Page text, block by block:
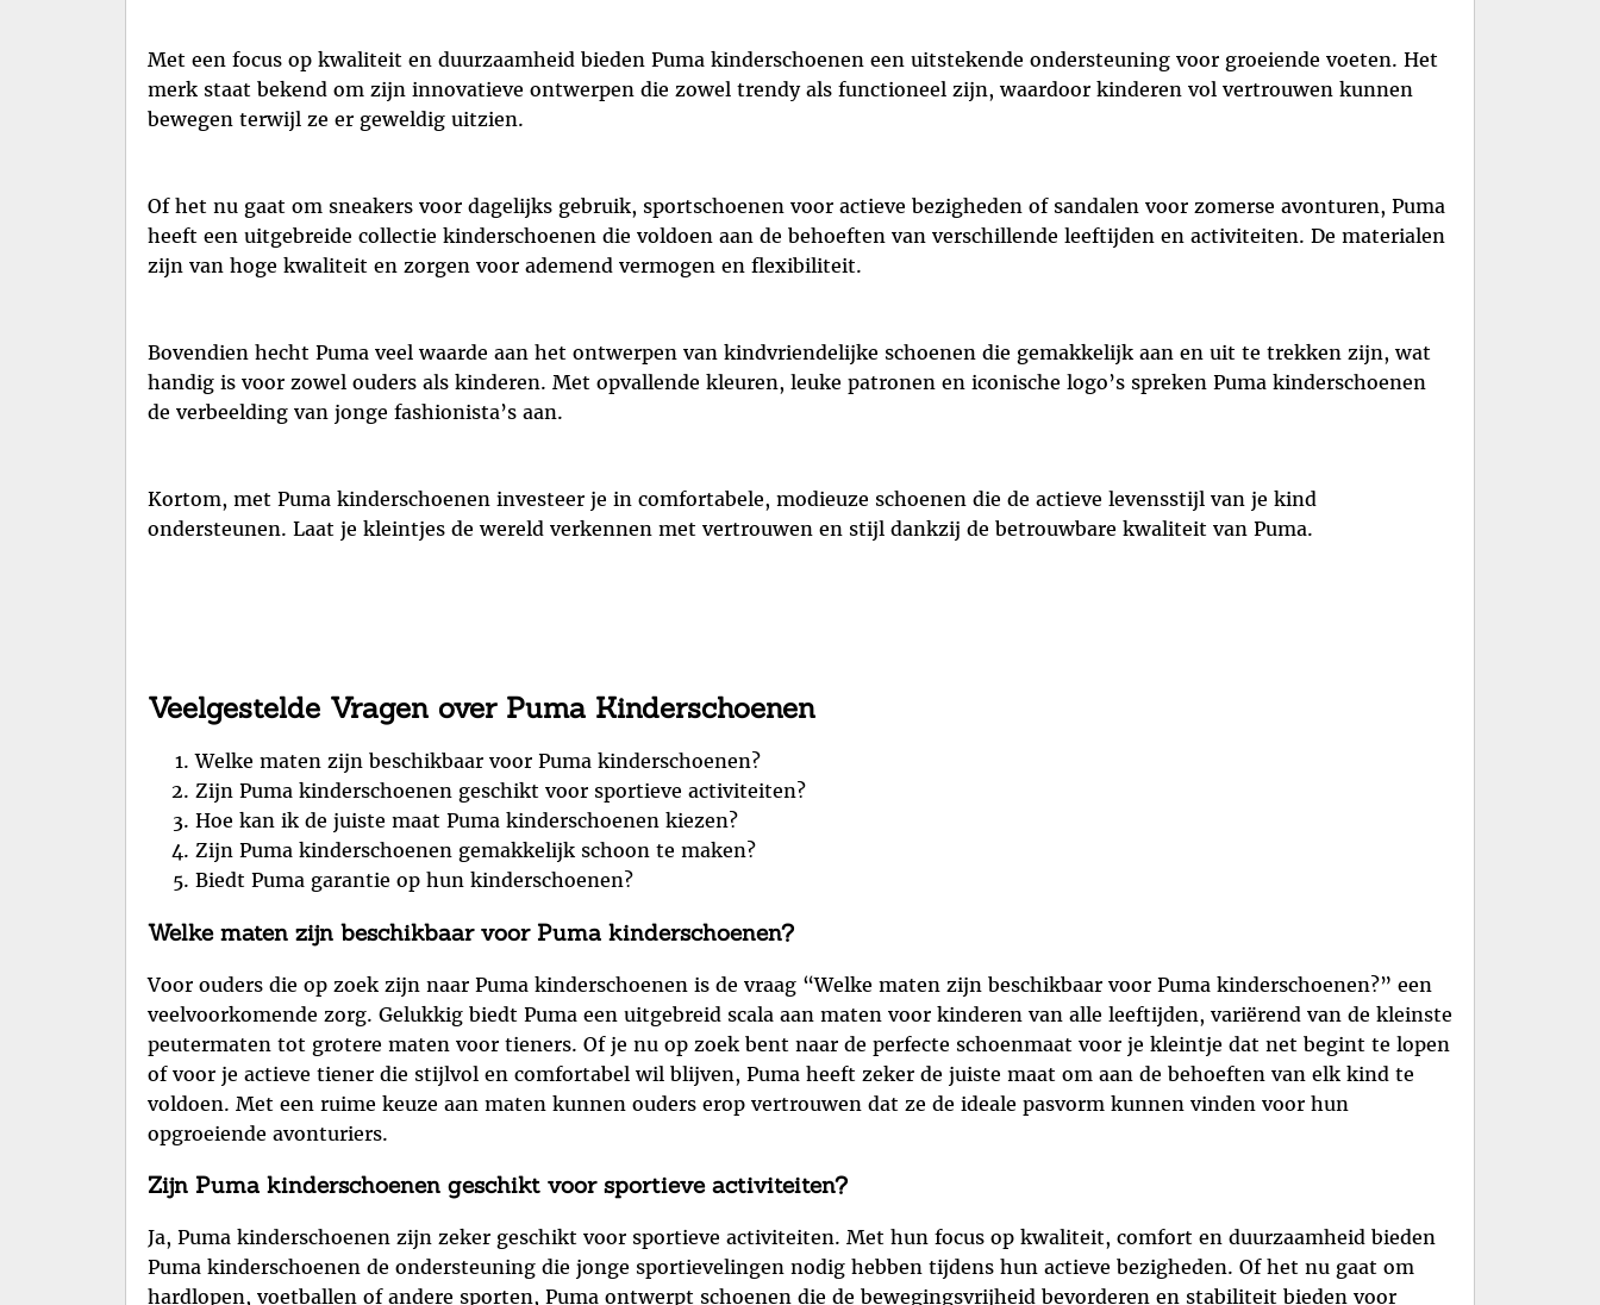
Met een focus op kwaliteit en duurzaamheid bieden Puma kinderschoenen een uitstekende ondersteuning voor groeiende voeten. Het
merk staat bekend om zijn innovatieve ontwerpen die zowel trendy als functioneel zijn, waardoor kinderen vol vertrouwen kunnen
bewegen terwijl ze er geweldig uitzien.
Of het nu gaat om sneakers voor dagelijks gebruik, sportschoenen voor actieve bezigheden of sandalen voor zomerse avonturen, Puma
heeft een uitgebreide collectie kinderschoenen die voldoen aan de behoeften van verschillende leeftijden en activiteiten. De materialen
zijn van hoge kwaliteit en zorgen voor ademend vermogen en flexibiliteit.
Bovendien hecht Puma veel waarde aan het ontwerpen van kindvriendelijke schoenen die gemakkelijk aan en uit te trekken zijn, wat
handig is voor zowel ouders als kinderen. Met opvallende kleuren, leuke patronen en iconische logo’s spreken Puma kinderschoenen
de verbeelding van jonge fashionista’s aan.
Kortom, met Puma kinderschoenen investeer je in comfortabele, modieuze schoenen die de actieve levensstijl van je kind
ondersteunen. Laat je kleintjes de wereld verkennen met vertrouwen en stijl dankzij de betrouwbare kwaliteit van Puma.
Veelgestelde Vragen over Puma Kinderschoenen
Welke maten zijn beschikbaar voor Puma kinderschoenen?
Zijn Puma kinderschoenen geschikt voor sportieve activiteiten?
Hoe kan ik de juiste maat Puma kinderschoenen kiezen?
Zijn Puma kinderschoenen gemakkelijk schoon te maken?
Biedt Puma garantie op hun kinderschoenen?
Welke maten zijn beschikbaar voor Puma kinderschoenen?
Voor ouders die op zoek zijn naar Puma kinderschoenen is de vraag “Welke maten zijn beschikbaar voor Puma kinderschoenen?” een
veelvoorkomende zorg. Gelukkig biedt Puma een uitgebreid scala aan maten voor kinderen van alle leeftijden, variërend van de kleinste
peutermaten tot grotere maten voor tieners. Of je nu op zoek bent naar de perfecte schoenmaat voor je kleintje dat net begint te lopen
of voor je actieve tiener die stijlvol en comfortabel wil blijven, Puma heeft zeker de juiste maat om aan de behoeften van elk kind te
voldoen. Met een ruime keuze aan maten kunnen ouders erop vertrouwen dat ze de ideale pasvorm kunnen vinden voor hun
opgroeiende avonturiers.
Zijn Puma kinderschoenen geschikt voor sportieve activiteiten?
Ja, Puma kinderschoenen zijn zeker geschikt voor sportieve activiteiten. Met hun focus op kwaliteit, comfort en duurzaamheid bieden
Puma kinderschoenen de ondersteuning die jonge sportievelingen nodig hebben tijdens hun actieve bezigheden. Of het nu gaat om
hardlopen, voetballen of andere sporten, Puma ontwerpt schoenen die de bewegingsvrijheid bevorderen en stabiliteit bieden voor